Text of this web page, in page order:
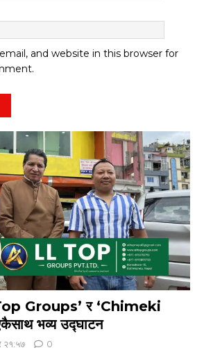
and website in this browser for
Top Groups’ र ‘Chimeki
भव्य उद्घाटन
२१:५७ 0